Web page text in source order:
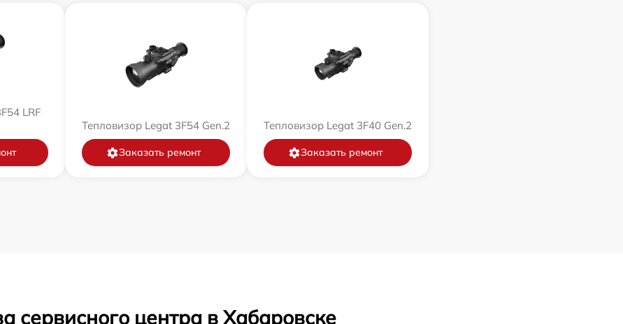
LRF
Тепловизор Legat 3F54 Gen.2
Заказать ремонт
Тепловизор Legat 3F40 Gen.2
Заказать ремонт
сервисного центра в Хабаровске